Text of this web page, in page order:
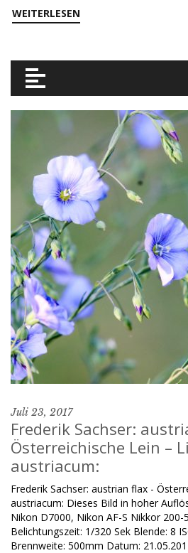
WEITERLESEN
Juli 23, 2017
Frederik Sachser:
Österreichische Lein –
austriacum:
Frederik Sachser: austrian flax -
austriacum: Dieses Bild in hoher
Nikon D7000, Nikon AF-S Nikkor 200-
Belichtungszeit: 1/320 Sek Blende: 8
Brennweite: 500mm Datum: